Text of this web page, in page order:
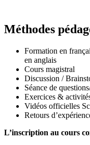
Méthodes
Formation en
en anglais
Cours magistral
Discussion /
Séance de
Exercices &
Vidéos officielles
Retours
L’inscription au cours